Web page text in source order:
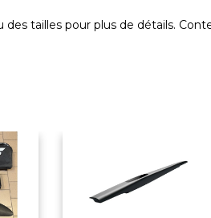
des tailles pour plus de détails.